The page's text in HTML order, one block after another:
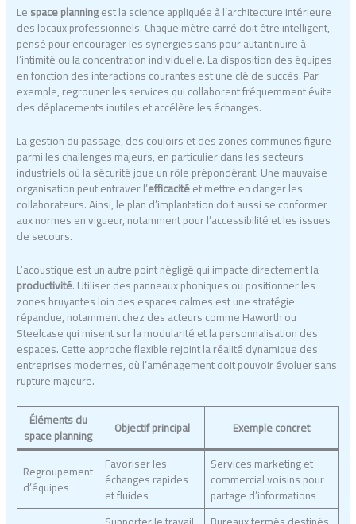
Lespace planningest la science appliquée à l’architecture intérieure
des locaux professionnels. Chaque mètre carré doit être intelligent,
pensé pour encourager les synergies sans pour autant nuire à
l’intimité ou la concentration individuelle. La disposition des équipes
en fonction des interactions courantes est une clé de succès. Par
exemple, regrouper les services qui collaborent fréquemment évite
des déplacements inutiles et accélère les échanges.
La gestion du passage, des couloirs et des zones communes figure
parmi les challenges majeurs, en particulier dans les secteurs
industriels où la sécurité joue un rôle prépondérant. Une mauvaise
organisation peut entraver l’efficacitéet mettre en danger les
collaborateurs. Ainsi, le plan d’implantation doit aussi se conformer
aux normes en vigueur, notamment pour l’accessibilité et les issues
de secours.
L’acoustique est un autre point négligé qui impacte directement la
productivité. Utiliser des panneaux phoniques ou positionner les
zones bruyantes loin des espaces calmes est une stratégie
répandue, notamment chez des acteurs comme Haworth ou
Steelcase qui misent sur la modularité et la personnalisation des
espaces. Cette approche flexible rejoint la réalité dynamique des
entreprises modernes, où l’aménagement doit pouvoir évoluer sans
rupture majeure.
Éléments du
space planning Objectif principal Exemple concret
Regroupement
d’équipes
Favoriser les
échanges rapides
et fluides
Services marketing et
commercial voisins pour
partage d’informations